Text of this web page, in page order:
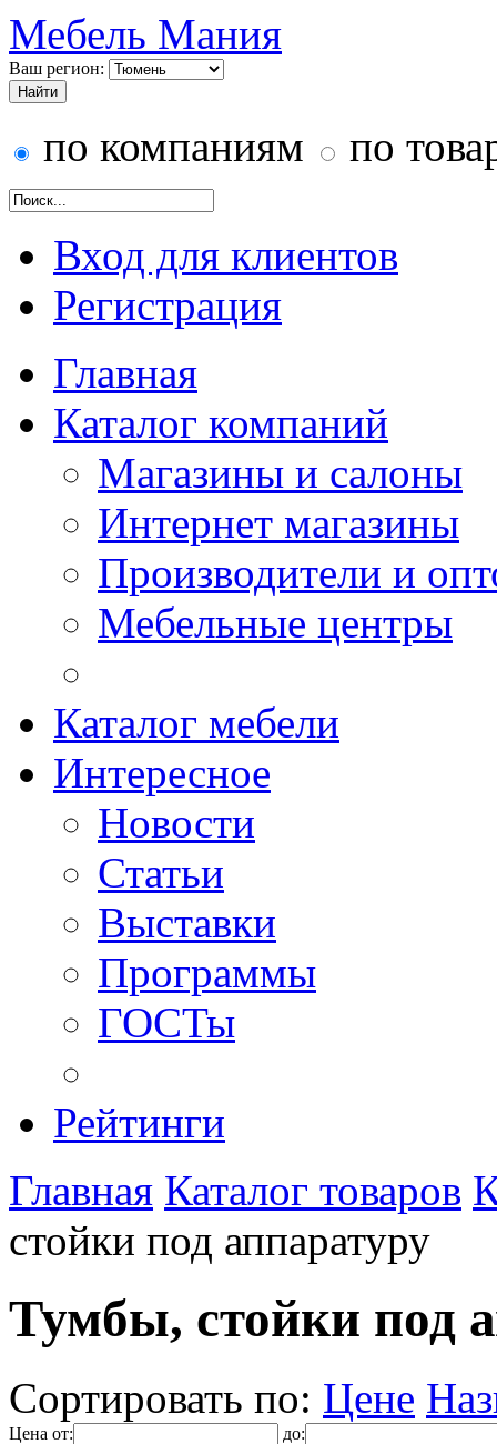
Мебель Мания
Ваш регион:
по компаниям по
Вход для клиентов
Регистрация
Главная
Каталог компаний
Магазины и салоны
Интернет магазины
Производители и
Мебельные центры
Каталог мебели
Интересное
Новости
Статьи
Выставки
Программы
ГОСТы
Рейтинги
Главная Каталог товаров
стойки под аппаратуру
Тумбы, стойки под
Сортировать по: Цене
Цена от: до: